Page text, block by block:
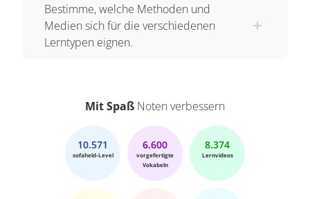
Bestimme, welche Methoden und
Medien sich für die verschiedenen
Lerntypen eignen.
Mit Spaß Noten verbessern
10.571
sofaheld-Level
6.600
vorgefertigte
Vokabeln
8.374
Lernvideos